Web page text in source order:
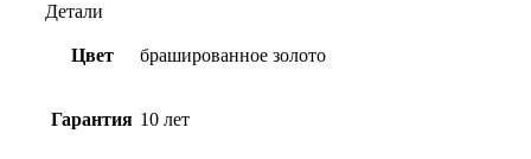
Детали
Цвет брашированное золото
Гарантия 10 лет